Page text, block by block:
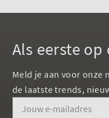
Als eerste op
Meld je aan voor onze
de laatste trends,